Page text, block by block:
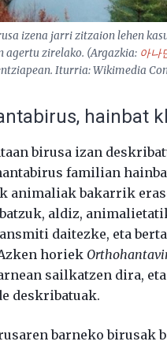
izena jarri zitzaion lehen
agertu zirelako. (Argazkia: 아나
Iturria: Wikimedia
hainbat
birusa izan
familian
animaliak bakarrik
aldiz,
daitezke, eta
horiek
sailkatzen dira, eta
deskribatuak.
barneko birusak